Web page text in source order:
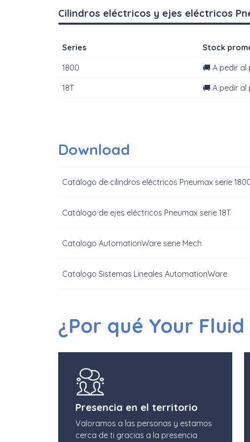
Cilindros eléctricos y ejes eléctricos
Series Stock
1800 🚚 A pedir
18T 🚚 A pedir
Download
Catálogo de cilindros eléctricos Pneumax serie
Catálogo de ejes eléctricos Pneumax serie 18T
Catalogo AutomationWare serie Mech
Catalogo Sistemas Lineales AutomationWare
¿Por qué Your
Presencia en el territorio
Valoramos a las personas y estamos
cerca de ti gracias a la presencia